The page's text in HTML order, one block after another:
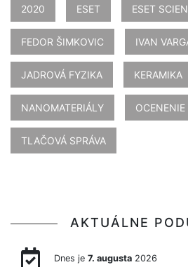
2020 ESET ESET
FEDOR ŠIMKOVIC IVAN
JADROVÁ FYZIKA KERAMIKA
NANOMATERIÁLY OCENENIE
TLAČOVÁ SPRÁVA
AKTUÁLNE
Dnes je 7. augusta2026